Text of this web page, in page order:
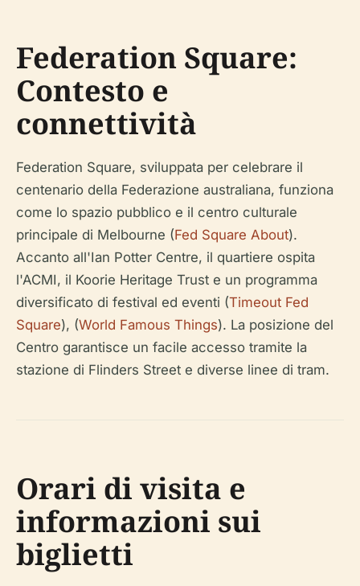
Federation Square:
Contesto e
connettività
Federation Square, sviluppata per celebrare il
centenario della Federazione australiana, funziona
come lo spazio pubblico e il centro culturale
principale di Melbourne (Fed Square About).
Accanto all'Ian Potter Centre, il quartiere ospita
l'ACMI, il Koorie Heritage Trust e un programma
diversificato di festival ed eventi (Timeout Fed
Square), (World Famous Things). La posizione del
Centro garantisce un facile accesso tramite la
stazione di Flinders Street e diverse linee di tram.
Orari di visita e
informazioni sui
biglietti